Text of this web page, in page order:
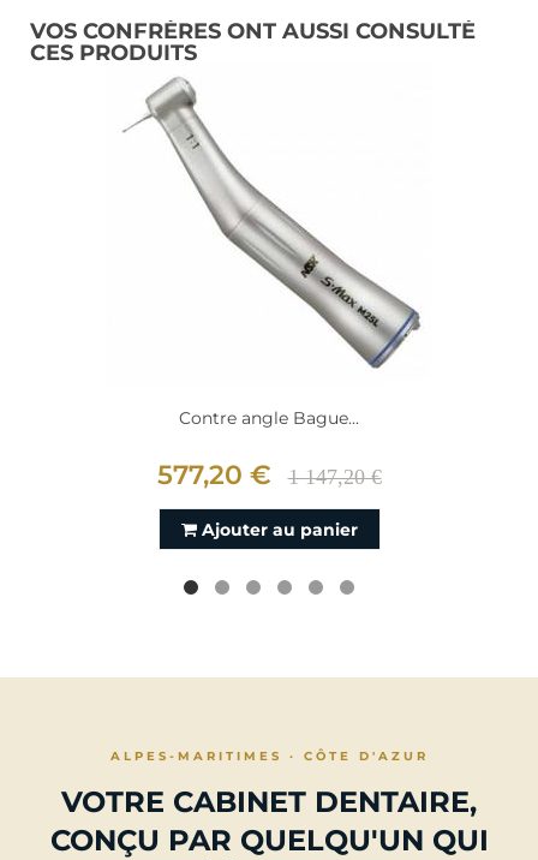
VOS CONFRÈRES ONT AUSSI CONSULTÉ
CES PRODUITS
Contre angle Bague...
577,20 € 1 147,20 €
Ajouter au panier
ALPES-MARITIMES · CÔTE D'AZUR
VOTRE CABINET DENTAIRE,
CONÇU PAR QUELQU'UN QUI